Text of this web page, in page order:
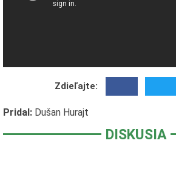
Zdieľajte:
Pridal: Dušan Hurajt
DISKUSIA